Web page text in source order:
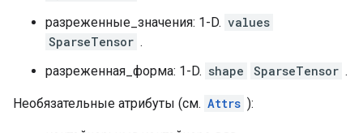
разреженные_значения: 1-D. values
SparseTensor .
разреженная_форма: 1-D. shape SparseTensor .
Необязательные атрибуты (см. Attrs ):